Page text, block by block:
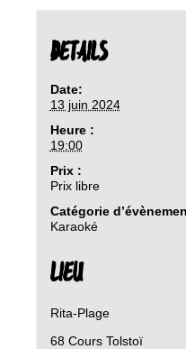
DETAILS
Date:
13 juin 2024
Heure :
19:00
Prix :
Prix libre
Catégorie
Karaoké
LIEU
Rita-Plage
68 Cours Tolstoï